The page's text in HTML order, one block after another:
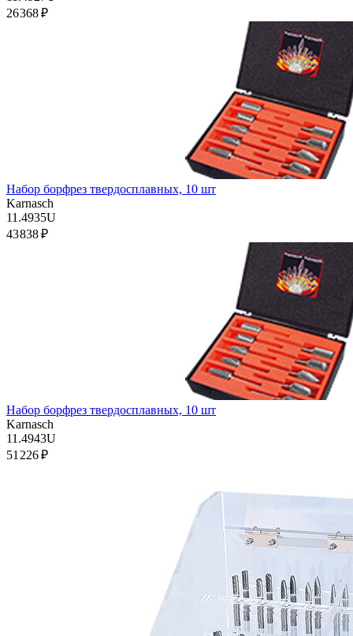
26 368 ₽
Набор борфрез твердосплавных, 10 шт
Karnasch
11.4935U
43 838 ₽
Набор борфрез твердосплавных, 10 шт
Karnasch
11.4943U
51 226 ₽